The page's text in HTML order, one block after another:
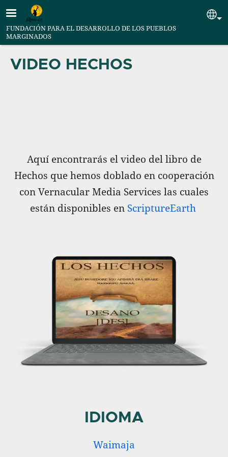
Pasar al contenido principal
FUNDACIÓN PARA EL DESARROLLO DE LOS PUEBLOS
MARGINADOS
VIDEO HECHOS
Aquí encontrarás el video del libro de
Hechos que hemos doblado en cooperación
con Vernacular Media Services las cuales
están disponibles en ScriptureEarth
IDIOMA
Waimaja